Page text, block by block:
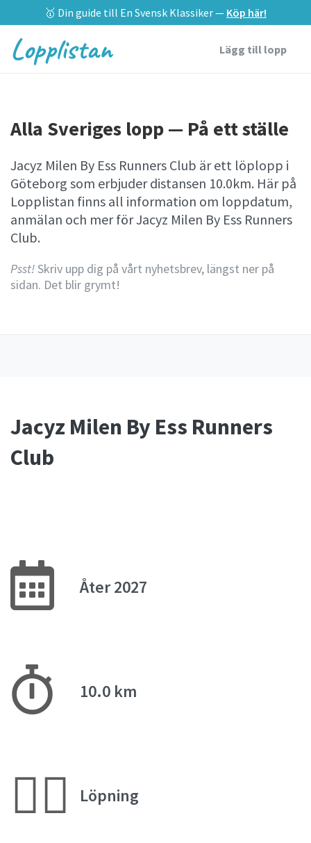
🥇 Din guide till En Svensk Klassiker — Köp här!
Lopplistan Lägg till lopp
Alla Sveriges lopp — På ett ställe
Jacyz Milen By Ess Runners Club är ett löplopp i
Göteborg som erbjuder distansen 10.0km. Här på
Lopplistan finns all information om loppdatum,
anmälan och mer för Jacyz Milen By Ess Runners
Club.
Psst!Skriv upp dig på vårt nyhetsbrev, längst ner på
sidan. Det blir grymt!
Jacyz Milen By Ess Runners
Club
Åter 2027
10.0 km
🏃‍♀️ Löpning